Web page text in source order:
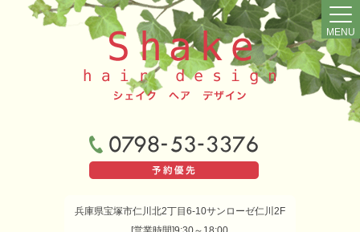
兵庫県宝塚市仁川北2丁目6-10サンローゼ仁川2F
MENU